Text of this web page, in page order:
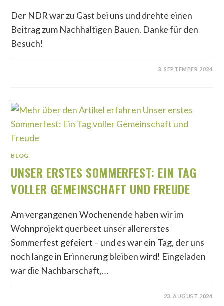
Der NDR war zu Gast bei uns und drehte einen
Beitrag zum Nachhaltigen Bauen. Danke für den
Besuch!
3. SEPTEMBER 2024
BLOG
UNSER ERSTES SOMMERFEST: EIN TAG
VOLLER GEMEINSCHAFT UND FREUDE
Am vergangenen Wochenende haben wir im
Wohnprojekt querbeet unser allererstes
Sommerfest gefeiert – und es war ein Tag, der uns
noch lange in Erinnerung bleiben wird! Eingeladen
war die Nachbarschaft,…
23. AUGUST 2024